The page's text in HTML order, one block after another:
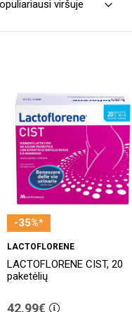
-35%*
LACTOFLORENE
LACTOFLORENE CIST, 20
paketėlių
42,99€